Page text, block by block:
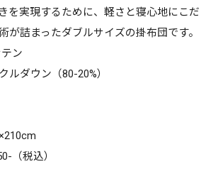
を実現するために、軽さと寝心地にこだ
が詰まったダブルサイズの掛布団です。
ン
ダウン（80-20%）
（税込）